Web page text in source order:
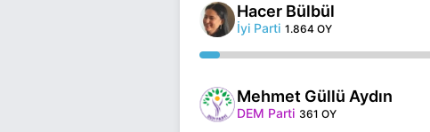
Hacer Bülbül
İyi Parti 1.864 OY
Mehmet Güllü Aydın
DEM Parti 361 OY